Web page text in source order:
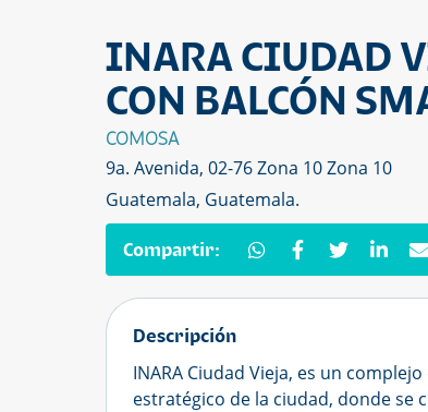
INARA CIUDAD
CON BALCÓN
COMOSA
9a. Avenida, 02-76 Zona 10 Zona 10
Guatemala, Guatemala.
Compartir:
Descripción
INARA Ciudad Vieja, es un
estratégico de la ciudad, donde se